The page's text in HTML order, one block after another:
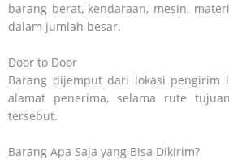
barang berat, kendaraan, mesin,
dalam jumlah besar.
Door to Door
Barang dijemput dari lokasi pengirim
alamat penerima, selama rute
tersebut.
Barang Apa Saja yang Bisa Dikirim?